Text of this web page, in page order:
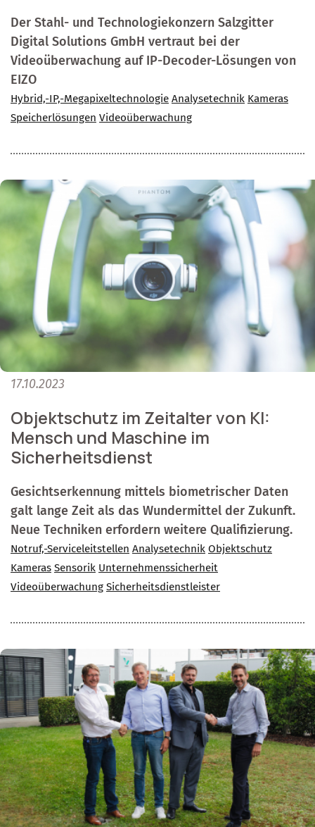
Der Stahl- und Technologiekonzern Salzgitter
Digital Solutions GmbH vertraut bei der
Videoüberwachung auf IP-Decoder-Lösungen von
EIZO
Hybrid,-IP,-Megapixeltechnologie Analysetechnik Kameras
Speicherlösungen Videoüberwachung
17.10.2023
Objektschutz im Zeitalter von KI:
Mensch und Maschine im
Sicherheitsdienst
Gesichtserkennung mittels biometrischer Daten
galt lange Zeit als das Wundermittel der Zukunft.
Neue Techniken erfordern weitere Qualifizierung.
Notruf,-Serviceleitstellen Analysetechnik Objektschutz
Kameras Sensorik Unternehmenssicherheit
Videoüberwachung Sicherheitsdienstleister